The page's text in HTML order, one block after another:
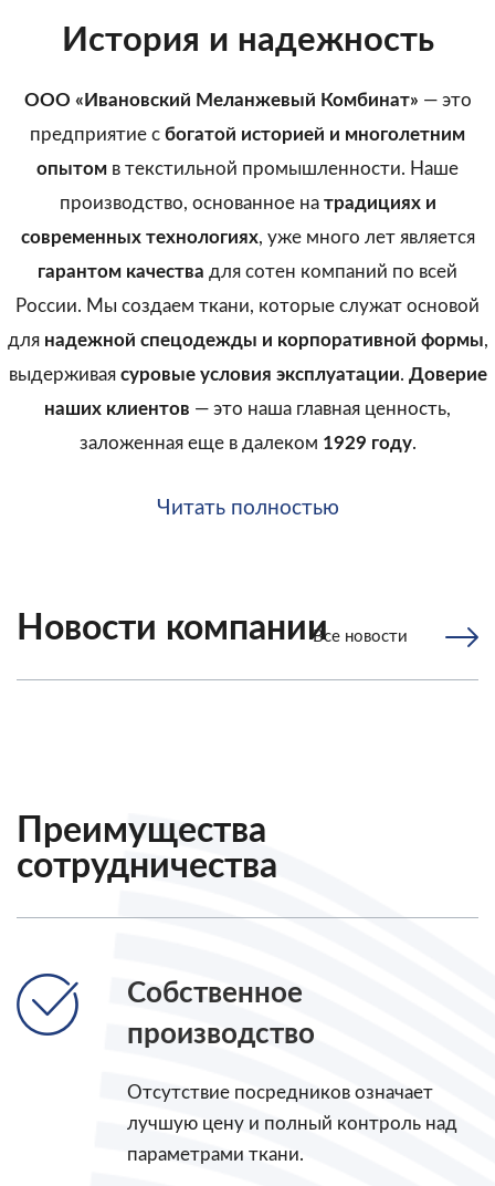
65% ПЭ 35% ХБ, 240 г/м². ВО, МВО, К-50, К-80, Щ-20
кольцевой способ прядения
отличные крепостные характеристики
разрывные основа >1600H, уток >1000H
Контакты:
+7 (996) 918-75-46
История и надежность
ООО «Ивановский Меланжевый Комбинат» — это
предприятие с богатой историей и многолетним
опытом в текстильной промышленности. Наше
производство, основанное на традициях и
современных технологиях, уже много лет является
гарантом качества для сотен компаний по всей
России. Мы создаем ткани, которые служат основой
для надежной спецодежды и корпоративной формы,
выдерживая суровые условия эксплуатации. Доверие
наших клиентов — это наша главная ценность,
заложенная еще в далеком 1929 году.
Читать полностью
Новости компанииВсе новости
Преимущества
сотрудничества
Собственное
производство
Отсутствие посредников означает
лучшую цену и полный контроль над
параметрами ткани.